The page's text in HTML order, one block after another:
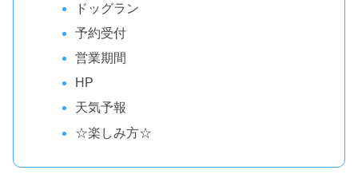
ドッグラン
予約受付
営業期間
HP
天気予報
☆楽しみ方☆